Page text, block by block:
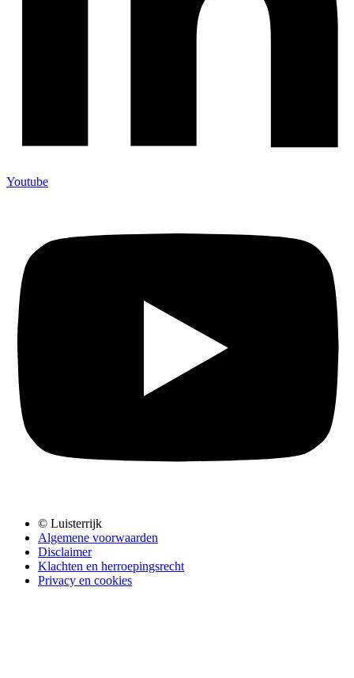
Youtube
© Luisterrijk
Algemene voorwaarden
Disclaimer
Klachten en herroepingsrecht
Privacy en cookies